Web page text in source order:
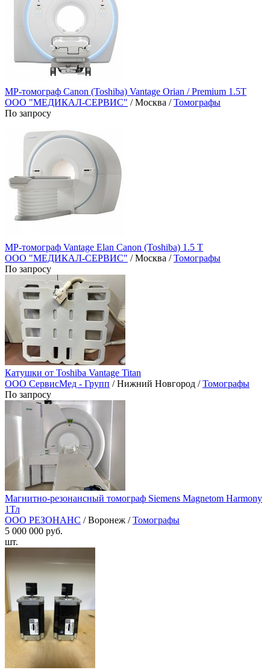
МР-томограф Canon (Toshiba) Vantage Orian / Premium 1.5T
ООО "МЕДИКАЛ-СЕРВИС" / Москва /Томографы
По запросу
МР-томограф Vantage Elan Canon (Toshiba) 1.5 Т
ООО "МЕДИКАЛ-СЕРВИС" / Москва /Томографы
По запросу
Катушки от Toshiba Vantage Titan
ООО СервисМед - Групп / Нижний Новгород /Томографы
По запросу
Магнитно-резонансный томограф Siemens Magnetom Harmony
1Тл
ООО РЕЗОНАНС / Воронеж /Томографы
5 000 000 руб.
шт.